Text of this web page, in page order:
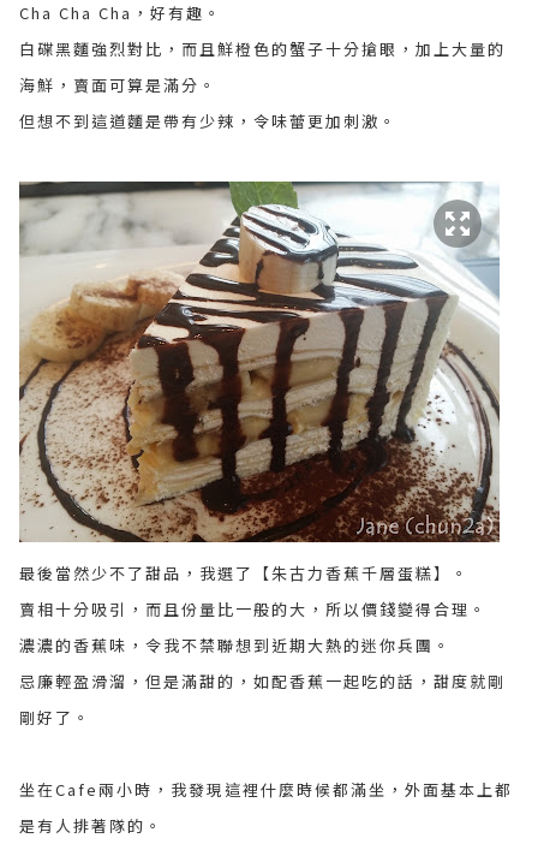
Cha Cha Cha，好有趣。
白碟黑麵強烈對比，而且鮮橙色的蟹子十分搶眼，加上大量的
海鮮，賣面可算是滿分。
但想不到這道麵是帶有少辣，令味蕾更加刺激。
最後當然少不了甜品，我選了【朱古力香蕉千層蛋糕】。
賣相十分吸引，而且份量比一般的大，所以價錢變得合理。
濃濃的香蕉味，令我不禁聯想到近期大熱的迷你兵團。
忌廉輕盈滑溜，但是滿甜的，如配香蕉一起吃的話，甜度就剛
剛好了。
坐在Cafe兩小時，我發現這裡什麼時候都滿坐，外面基本上都
是有人排著隊的。